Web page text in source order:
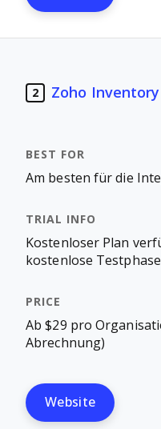
2 Zoho Inventory
Am besten für die
Kostenloser Plan
kostenlose Testphase
Ab $29 pro
Abrechnung)
Website